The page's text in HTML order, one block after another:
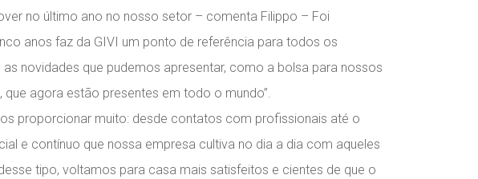
no último ano no nosso setor – comenta Filippo – Foi
anos faz da GIVI um ponto de referência para todos os
novidades que pudemos apresentar, como a bolsa para nossos
agora estão presentes em todo o mundo”.
proporcionar muito: desde contatos com profissionais até o
e contínuo que nossa empresa cultiva no dia a dia com aqueles
tipo, voltamos para casa mais satisfeitos e cientes de que o